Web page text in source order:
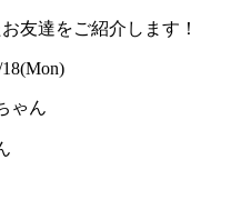
友達をご紹介します！
ゃん